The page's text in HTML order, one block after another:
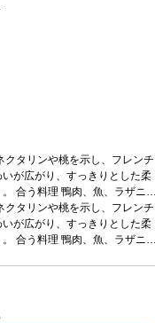
タリンや桃を示し、フレンチ
が広がり、すっきりとした柔
合う料理 鴨肉、魚、ラザニ
ヴィンテージが在庫切れの場
ンテージに変更されますので
タリンや桃を示し、フレンチ
が広がり、すっきりとした柔
合う料理 鴨肉、魚、ラザニ